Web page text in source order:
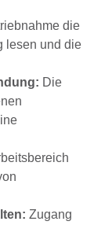
die
lesen und die
Die
Zugang